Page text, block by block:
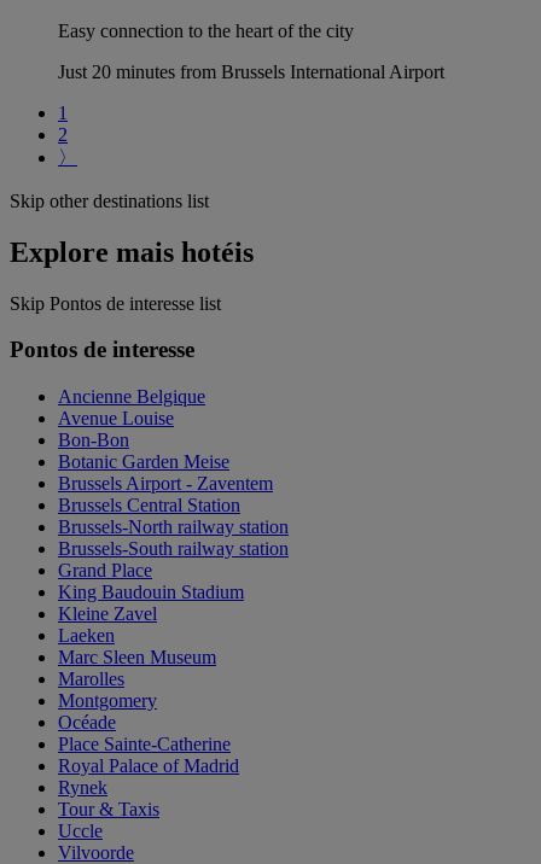
Easy connection to the heart of the city
Just 20 minutes from Brussels International Airport
1
2
〉
Skip other destinations list
Explore mais hotéis
Skip Pontos de interesse list
Pontos de interesse
Ancienne Belgique
Avenue Louise
Bon-Bon
Botanic Garden Meise
Brussels Airport - Zaventem
Brussels Central Station
Brussels-North railway station
Brussels-South railway station
Grand Place
King Baudouin Stadium
Kleine Zavel
Laeken
Marc Sleen Museum
Marolles
Montgomery
Océade
Place Sainte-Catherine
Royal Palace of Madrid
Rynek
Tour & Taxis
Uccle
Vilvoorde